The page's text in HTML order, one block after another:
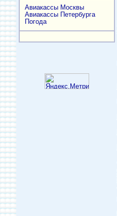
Авиакассы Москвы
Авиакассы Петербурга
Погода